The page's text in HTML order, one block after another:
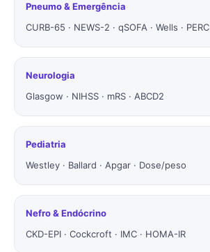
Pneumo & Emergência
CURB-65 · NEWS-2 · qSOFA · Wells · PERC
Neurologia
Glasgow · NIHSS · mRS · ABCD2
Pediatria
Westley · Ballard · Apgar · Dose/peso
Nefro & Endócrino
CKD-EPI · Cockcroft · IMC · HOMA-IR